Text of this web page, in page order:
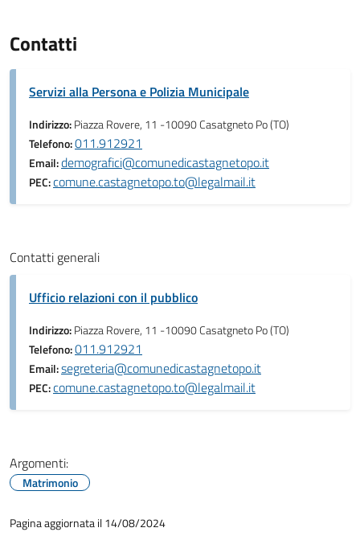
Contatti
Servizi alla Persona e Polizia Municipale
Indirizzo:Piazza Rovere, 11 -10090 Casatgneto Po (TO)
Telefono:011.912921
Email:demografici@comunedicastagnetopo.it
PEC:comune.castagnetopo.to@legalmail.it
Contatti generali
Ufficio relazioni con il pubblico
Indirizzo:Piazza Rovere, 11 -10090 Casatgneto Po (TO)
Telefono:011.912921
Email:segreteria@comunedicastagnetopo.it
PEC:comune.castagnetopo.to@legalmail.it
Argomenti:
Matrimonio
Pagina aggiornata il 14/08/2024